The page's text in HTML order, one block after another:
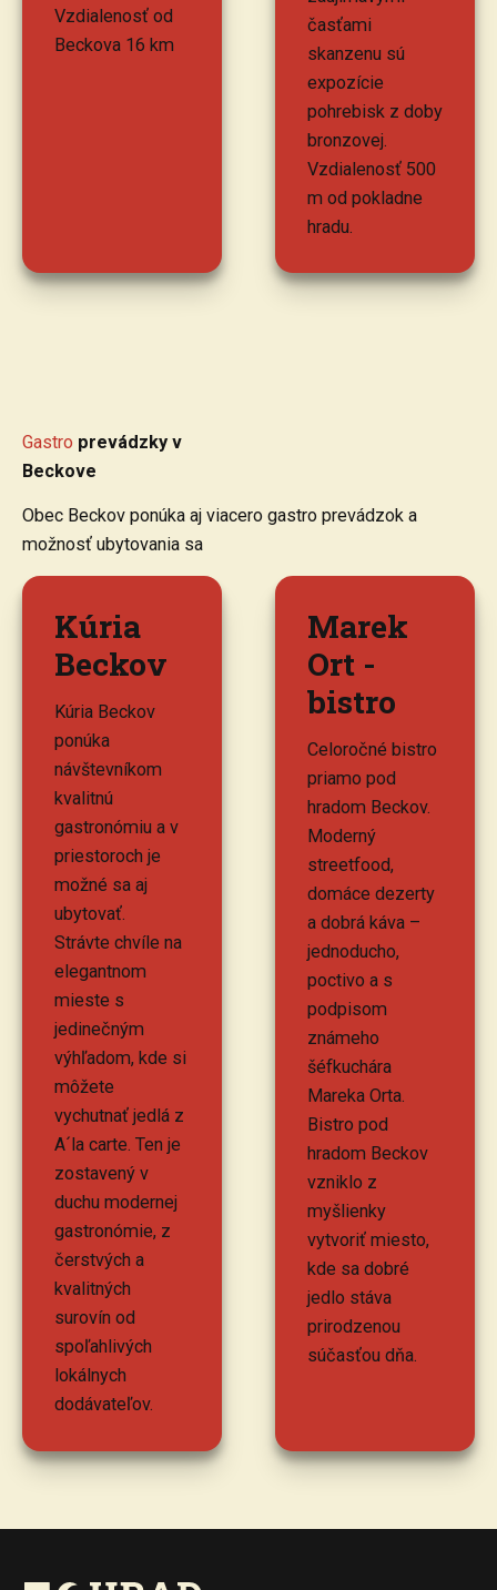
Vzdialenosť od
Beckova 16 km
časťami
skanzenu sú
expozície
pohrebisk z doby
bronzovej.
Vzdialenosť 500
m od pokladne
hradu.
Gastro prevádzky v
Beckove
Obec Beckov ponúka aj viacero gastro prevádzok a
možnosť ubytovania sa
Kúria
Beckov
Kúria Beckov
ponúka
návštevníkom
kvalitnú
gastronómiu a v
priestoroch je
možné sa aj
ubytovať.
Strávte chvíle na
elegantnom
mieste s
jedinečným
výhľadom, kde si
môžete
vychutnať jedlá z
A´la carte. Ten je
zostavený v
duchu modernej
gastronómie, z
čerstvých a
kvalitných
surovín od
spoľahlivých
lokálnych
dodávateľov.
Marek
Ort -
bistro
Celoročné bistro
priamo pod
hradom Beckov.
Moderný
streetfood,
domáce dezerty
a dobrá káva –
jednoducho,
poctivo a s
podpisom
známeho
šéfkuchára
Mareka Orta.
Bistro pod
hradom Beckov
vzniklo z
myšlienky
vytvoriť miesto,
kde sa dobré
jedlo stáva
prirodzenou
súčasťou dňa.